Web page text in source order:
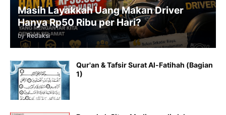
Masih Layakkah Uang Makan Driver
Hanya Rp50 Ribu per Hari?
by Redaksi
Qur'an & Tafsir Surat Al-Fatihah (Bagian
1)